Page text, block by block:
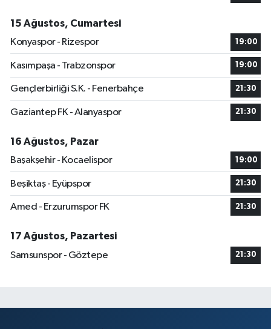
15 Ağustos, Cumartesi
Konyaspor - Rizespor
19:00
Kasımpaşa - Trabzonspor 19:00
Gençlerbirliği S.K. - Fenerbahçe 21:30
Gaziantep FK - Alanyaspor 21:30
16 Ağustos, Pazar
Başakşehir - Kocaelispor
19:00
Beşiktaş - Eyüpspor 21:30
Amed - Erzurumspor FK 21:30
17 Ağustos, Pazartesi
Samsunspor - Göztepe
21:30